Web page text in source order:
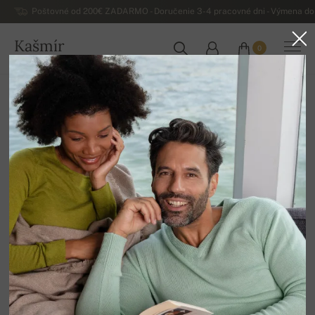
Poštovné od 200€ ZADARMO - Doručenie 3-4 pracovné dni - Výmena
Kašmír
SLOVENSKO
0
Domov
Luxusné dámske kašmírové svetre
Dámska základná kašmírová kolekcia